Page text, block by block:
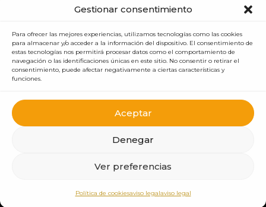
Gestionar consentimiento
Para ofrecer las mejores experiencias, utilizamos tecnologías como las cookies
para almacenar y/o acceder a la información del dispositivo. El consentimiento de
estas tecnologías nos permitirá procesar datos como el comportamiento de
navegación o las identificaciones únicas en este sitio. No consentir o retirar el
consentimiento, puede afectar negativamente a ciertas características y
funciones.
Aceptar
Denegar
Ver preferencias
Política de cookiesaviso legalaviso legal
Calle Eduardo Marquina 13, 28019 Madrid (Solo atención online,
reunión haciendo clic aquí
Teléfono:684 045 439 | Email:info@brandingmakers.es
Copyright © 2026 Branding Makers – Creado por
Política de Cookies| Política de Privacidad Aviso Legal | Responsabilidad